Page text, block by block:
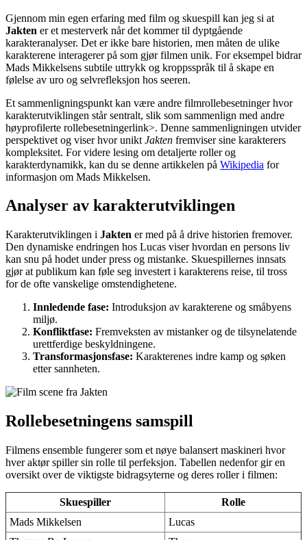
Gjennom min egen erfaring med film og skuespill kan jeg si at
Jakten er et mesterverk når det kommer til dyptgående
karakteranalyser. Det er ikke bare historien, men måten de ulike
karakterene interagerer på som gjør filmen unik. For eksempel bidrar
Mads Mikkelsens subtile uttrykk og kroppsspråk til å skape en
følelse av uro og selvrefleksjon hos seeren.
Et sammenligningspunkt kan være andre filmrollebesetninger hvor
karakterutviklingen står sentralt, slik som sammenlign med andre
høyprofilerte rollebesetningerlink>. Denne sammenligningen utvider
perspektivet og viser hvor unikt Jakten fremviser sine karakterers
kompleksitet. For videre lesing om detaljerte roller og
karakterdynamikk, kan du se denne artikkelen på Wikipedia for
informasjon om Mads Mikkelsen.
Analyser av karakterutviklingen
Karakterutviklingen i Jakten er med på å drive historien fremover.
Den dynamiske endringen hos Lucas viser hvordan en persons liv
kan snu på hodet under press og mistanke. Skuespillernes innsats
gjør at publikum kan føle seg investert i karakterens reise, til tross
for de ofte vanskelige omstendighetene.
Innledende fase: Introduksjon av karakterene og småbyens
miljø.
Konfliktfase: Fremveksten av mistanker og de tilsynelatende
urettferdige beskyldningene.
Transformasjonsfase: Karakterenes indre kamp og søken
etter sannheten.
Rollebesetningens samspill
Filmens ensemble fungerer som et nøye balansert maskineri hvor
hver aktør spiller sin rolle til perfeksjon. Tabellen nedenfor gir en
oversikt over de viktigste bidragsyterne og deres roller i filmen:
Skuespiller
Rolle
Mads Mikkelsen
Lucas